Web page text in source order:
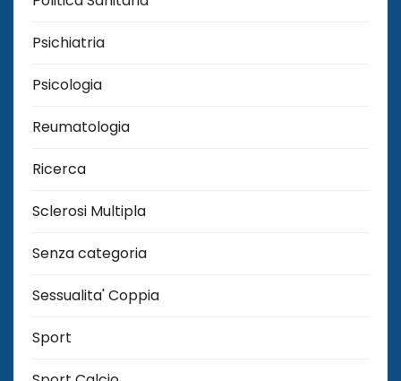
Psichiatria
Psicologia
Reumatologia
Ricerca
Sclerosi Multipla
Senza categoria
Sessualita' Coppia
Sport